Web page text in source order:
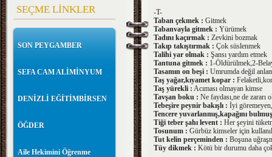
SEÇME LİNKLER
SON PEYGAMBER
SEFA CAM ALİMİNYUM
DENİZLİ EĞİTİMBİRSEN
ÖĞDER
Aile Hekimini Öğrenme
-T-
Taban çekmek : Gitmek
Tabanvayla gitmek : Yürümek
Tadını kaçırmak : Zevkini bozmak
Takıp takıştırmak : Çok süslenmek
Talihi yar olmak : Şansı yardım etmek
Tantuna gitmek : 1-Öldürülmek,2-
Tasamın on beşi : Umrumda değil
Taş yağar,kıyamet kopar :
Taş yürekli : Acıması olmayan kimse
Tavşan boku : Ne faydası,ne de zararı
Tebeşire peynir bakışlı : İyi
Tencere yuvarlanmış,kapağını
Tiği teber şahı levent : Her şeyini
Tosunum : Gürbüz kimseler için
Tut kelin perçeminden : Boşuna
Tüy dikmek : Kötü bir durumu daha